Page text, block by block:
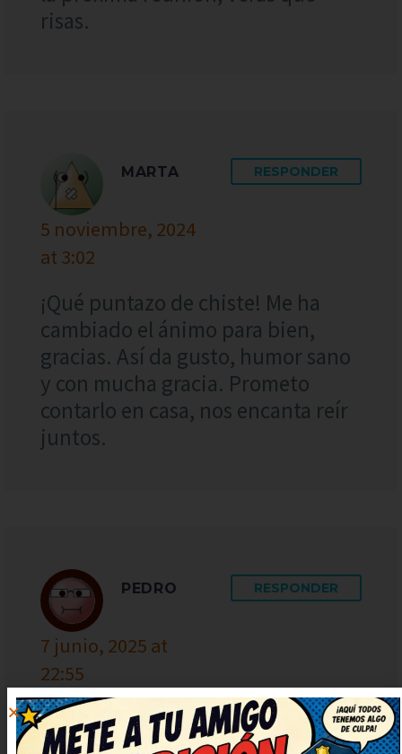
risas.
MARTA
5 noviembre, 2024
at 3:02
RESPONDER
¡Qué puntazo de chiste! Me ha
cambiado el ánimo para bien,
gracias. Así da gusto, humor sano
y con mucha gracia. Prometo
contarlo en casa, nos encanta reír
juntos.
PEDRO
7 junio, 2025 at
22:55
RESPONDER
Vaya ocurrencia más buena, me ha
sacado una sonrisa enorme. Muy